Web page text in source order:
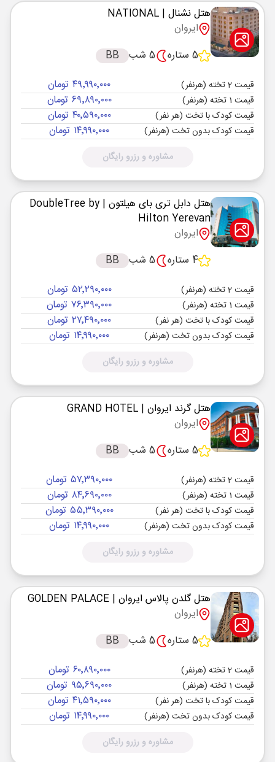
هتل نشنال | NATIONAL
ایروان
5 ستاره
5 شب BB
قیمت 2 تخته (هرنفر) ۴۹٬۹۹۰٬۰۰۰ تومان
قیمت 1 تخته (هرنفر) ۶۹٬۸۹۰٬۰۰۰ تومان
قیمت کودک با تخت (هر نفر) ۴۰٬۵۹۰٬۰۰۰ تومان
قیمت کودک بدون تخت (هرنفر) ۱۴٬۹۹۰٬۰۰۰ تومان
مشاوره و رزرو رایگان
هتل دابل تری بای هیلتون | DoubleTree by
Hilton Yerevan
ایروان
4 ستاره
5 شب BB
قیمت 2 تخته (هرنفر) ۵۲٬۲۹۰٬۰۰۰ تومان
قیمت 1 تخته (هرنفر) ۷۶٬۳۹۰٬۰۰۰ تومان
قیمت کودک با تخت (هر نفر) ۲۷٬۴۹۰٬۰۰۰ تومان
قیمت کودک بدون تخت (هرنفر) ۱۴٬۹۹۰٬۰۰۰ تومان
مشاوره و رزرو رایگان
هتل گرند ایروان | GRAND HOTEL
ایروان
5 ستاره
5 شب BB
قیمت 2 تخته (هرنفر) ۵۷٬۳۹۰٬۰۰۰ تومان
قیمت 1 تخته (هرنفر) ۸۴٬۶۹۰٬۰۰۰ تومان
قیمت کودک با تخت (هر نفر) ۵۵٬۳۹۰٬۰۰۰ تومان
قیمت کودک بدون تخت (هرنفر) ۱۴٬۹۹۰٬۰۰۰ تومان
مشاوره و رزرو رایگان
هتل گلدن پالاس ایروان | GOLDEN PALACE
ایروان
5 ستاره
5 شب BB
قیمت 2 تخته (هرنفر) ۶۰٬۸۹۰٬۰۰۰ تومان
قیمت 1 تخته (هرنفر) ۹۵٬۶۹۰٬۰۰۰ تومان
قیمت کودک با تخت (هر نفر) ۴۱٬۵۹۰٬۰۰۰ تومان
قیمت کودک بدون تخت (هرنفر) ۱۴٬۹۹۰٬۰۰۰ تومان
مشاوره و رزرو رایگان